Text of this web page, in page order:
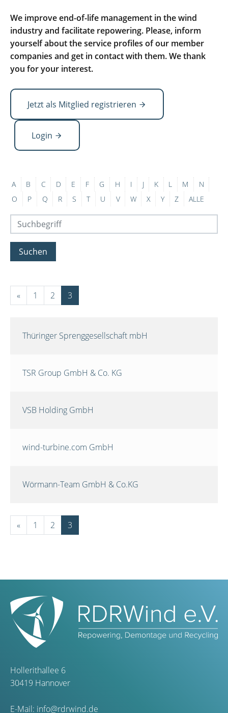
We improve end-of-life management in the wind
industry and facilitate repowering. Please, inform
yourself about the service profiles of our member
companies and get in contact with them. We thank
you for your interest.
Jetzt als Mitglied registrieren
Login
A B C D E F G H I J K L M
N
O
P Q R S T U V W X Y Z ALLE
Suchen
« 1 2 3
Thüringer Sprenggesellschaft mbH
TSR Group GmbH & Co. KG
VSB Holding GmbH
wind-turbine.com GmbH
Wörmann-Team GmbH & Co.KG
« 1 2 3
Hollerithallee 6
30419 Hannover
E-Mail: info@rdrwind.de